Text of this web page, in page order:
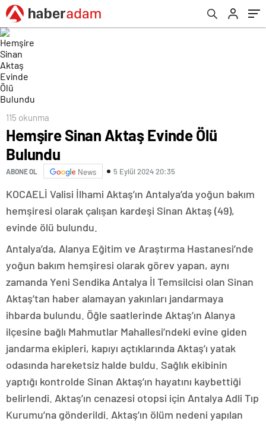
115 okunma
Hemşire Sinan Aktaş Evinde Ölü
Bulundu
ABONE OL News 5 Eylül 2024 20:35
KOCAELİ Valisi İlhami Aktaş’ın Antalya’da yoğun bakım
hemşiresi olarak çalışan kardeşi Sinan Aktaş (49),
evinde ölü bulundu.
Antalya’da, Alanya Eğitim ve Araştırma Hastanesi’nde
yoğun bakım hemşiresi olarak görev yapan, aynı
zamanda Yeni Sendika Antalya İl Temsilcisi olan Sinan
Aktaş’tan haber alamayan yakınları jandarmaya
ihbarda bulundu. Öğle saatlerinde Aktaş’ın Alanya
ilçesine bağlı Mahmutlar Mahallesi’ndeki evine giden
jandarma ekipleri, kapıyı açtıklarında Aktaş’ı yatak
odasında hareketsiz halde buldu. Sağlık ekibinin
yaptığı kontrolde Sinan Aktaş’ın hayatını kaybettiği
belirlendi. Aktaş’ın cenazesi otopsi için Antalya Adli Tıp
Kurumu’na gönderildi. Aktaş’ın ölüm nedeni yapılan